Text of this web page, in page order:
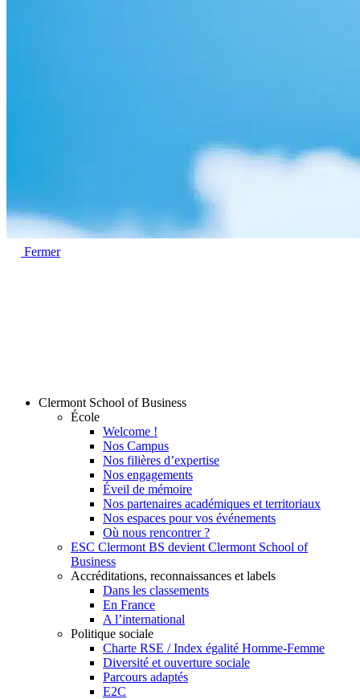
Fermer
Clermont School of Business
École
Welcome !
Nos Campus
Nos filières d’expertise
Nos engagements
Éveil de mémoire
Nos partenaires académiques et territoriaux
Nos espaces pour vos événements
Où nous rencontrer ?
ESC Clermont BS devient Clermont School of
Business
Accréditations, reconnaissances et labels
Dans les classements
En France
A l’international
Politique sociale
Charte RSE / Index égalité Homme-Femme
Diversité et ouverture sociale
Parcours adaptés
E2C